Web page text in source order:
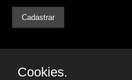
Cookies.